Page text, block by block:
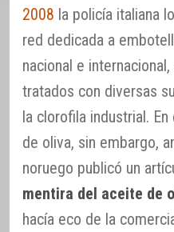
2008 la policía italiana
red dedicada a
nacional e
tratados con diversas
la clorofila industrial.
de oliva, sin embargo,
noruego publicó un
mentira del aceite de
hacía eco de la